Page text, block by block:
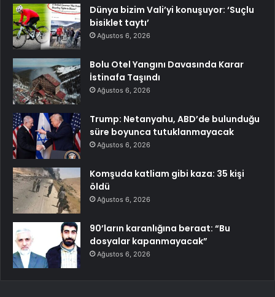
Dünya bizim Vali’yi konuşuyor: ‘Suçlu
bisiklet taytı’
Ağustos 6, 2026
Bolu Otel Yangını Davasında Karar
İstinafa Taşındı
Ağustos 6, 2026
Trump: Netanyahu, ABD’de bulunduğu
süre boyunca tutuklanmayacak
Ağustos 6, 2026
Komşuda katliam gibi kaza: 35 kişi
öldü
Ağustos 6, 2026
90’ların karanlığına beraat: “Bu
dosyalar kapanmayacak”
Ağustos 6, 2026